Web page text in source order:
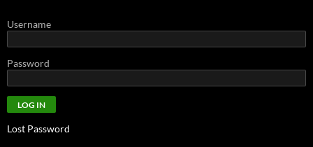
Username
Password
Lost Password